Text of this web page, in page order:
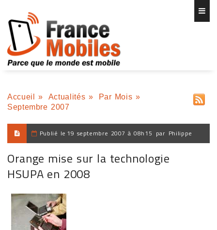
Accueil » Actualités » Par Mois »
Septembre 2007
Publié le 19 septembre 2007 à 08h15 par Philippe
Orange mise sur la technologie
HSUPA en 2008